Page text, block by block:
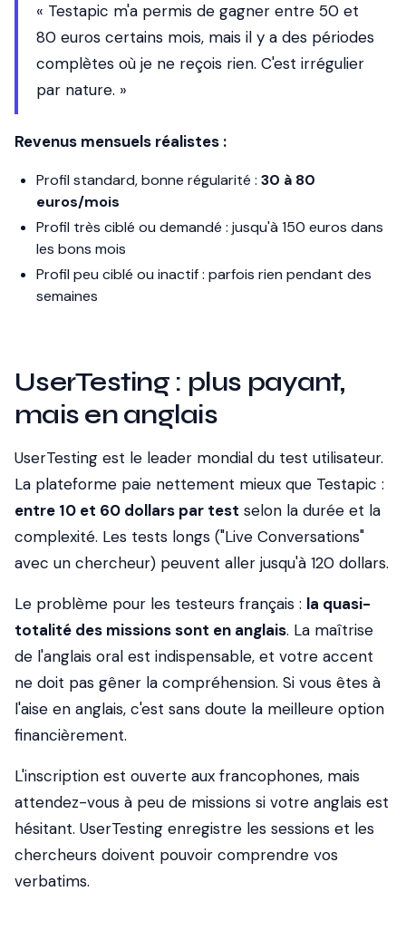
« Testapic m'a permis de gagner entre 50 et
80 euros certains mois, mais il y a des périodes
complètes où je ne reçois rien. C'est irrégulier
par nature. »
Revenus mensuels réalistes :
Profil standard, bonne régularité : 30 à 80
euros/mois
Profil très ciblé ou demandé : jusqu'à 150 euros dans
les bons mois
Profil peu ciblé ou inactif : parfois rien pendant des
semaines
UserTesting : plus payant,
mais en anglais
UserTesting est le leader mondial du test utilisateur.
La plateforme paie nettement mieux que Testapic :
entre 10 et 60 dollars par test selon la durée et la
complexité. Les tests longs ("Live Conversations"
avec un chercheur) peuvent aller jusqu'à 120 dollars.
Le problème pour les testeurs français : la quasi-
totalité des missions sont en anglais. La maîtrise
de l'anglais oral est indispensable, et votre accent
ne doit pas gêner la compréhension. Si vous êtes à
l'aise en anglais, c'est sans doute la meilleure option
financièrement.
L'inscription est ouverte aux francophones, mais
attendez-vous à peu de missions si votre anglais est
hésitant. UserTesting enregistre les sessions et les
chercheurs doivent pouvoir comprendre vos
verbatims.